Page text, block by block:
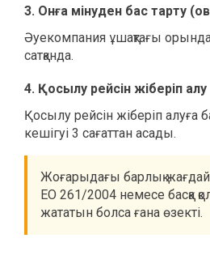
3. Онға мінуден бас тарту
Әуекомпания ұшақтағы
сатқанда.
4. Қосылу рейсін жіберіп алу
Қосылу рейсін жіберіп алуға
кешігуі 3 сағаттан асады.
Жоғарыдағы барлық
ЕО 261/2004 немесе басқа
жататын болса ғана өзекті.